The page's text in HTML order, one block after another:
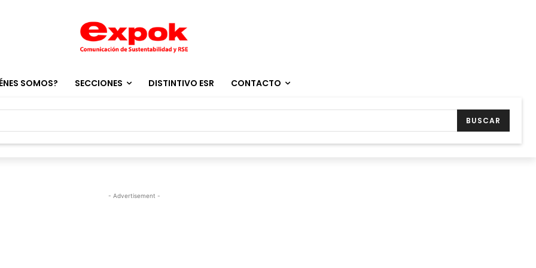
SOMOS? SECCIONES DISTINTIVO ESR CONTACTO
BUSCAR
- Advertisement -